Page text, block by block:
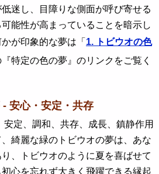
迷し、目障りな側面が呼び寄せる
能性が高まっていることを暗示し
が印象的な夢は「 1. トビウオの色
『特定の色の夢』のリンクをご覧く
安心・安定・共存
定、調和、共存、成長、鎮静作用
綺麗な緑のトビウオの夢は、あな
、トビウオのように夏を喜ばせて
心を忘れず大きく飛躍できる縁起